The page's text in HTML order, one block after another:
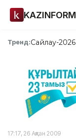
KAZINFORM
Тренд:Сайлау-2026
17:17, 26 Ақпан 2009